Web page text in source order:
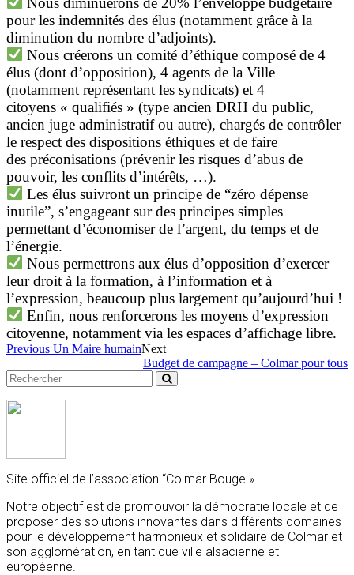
pour les indemnités des élus (notamment grâce à la
diminution du nombre d’adjoints).
Nous créerons un comité d’éthique composé de 4
élus (dont d’opposition), 4 agents de la Ville
(notamment représentant les syndicats) et 4
citoyens « qualifiés » (type ancien DRH du public,
ancien juge administratif ou autre), chargés de contrôler
le respect des dispositions éthiques et de faire
des préconisations (prévenir les risques d’abus de
pouvoir, les conflits d’intérêts, …).
Les élus suivront un principe de “zéro dépense
inutile”, s’engageant sur des principes simples
permettant d’économiser de l’argent, du temps et de
l’énergie.
Nous permettrons aux élus d’opposition d’exercer
leur droit à la formation, à l’information et à
l’expression, beaucoup plus largement qu’aujourd’hui !
Enfin, nous renforcerons les moyens d’expression
citoyenne, notamment via les espaces d’affichage libre.
Previous Un Maire humainNext
Budget de campagne – Colmar pour tous
Site officiel de l’association “Colmar Bouge ».
Notre objectif est de promouvoir la démocratie locale et de
proposer des solutions innovantes dans différents domaines
pour le développement harmonieux et solidaire de Colmar et
son agglomération, en tant que ville alsacienne et
européenne.